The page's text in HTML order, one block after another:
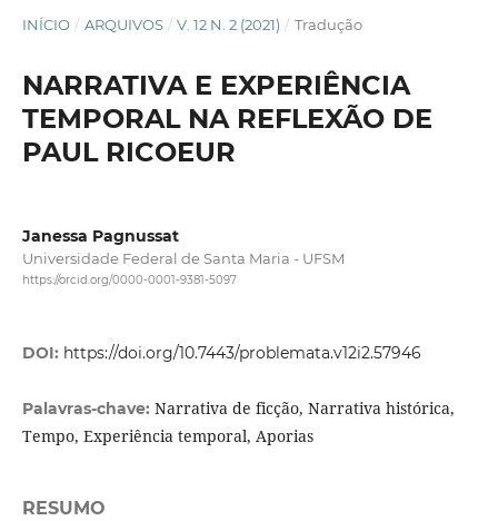
INÍCIO / ARQUIVOS / V. 12 N. 2 (2021) / Tradução
NARRATIVA E EXPERIÊNCIA
TEMPORAL NA REFLEXÃO DE
PAUL RICOEUR
Janessa Pagnussat
Universidade Federal de Santa Maria - UFSM
https://orcid.org/0000-0001-9381-5097
DOI: https://doi.org/10.7443/problemata.v12i2.57946
Palavras-chave: Narrativa de ficção, Narrativa histórica,
Tempo, Experiência temporal, Aporias
RESUMO